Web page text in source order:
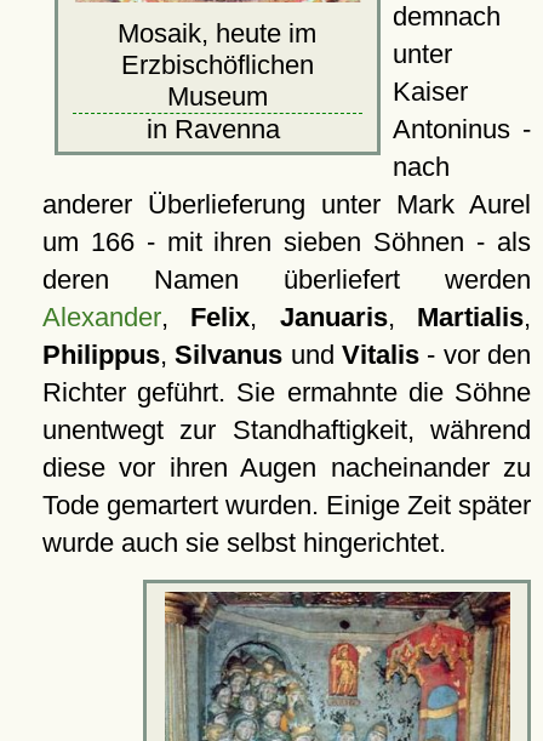
Mosaik, heute im
Erzbischöflichen
Museum
in Ravenna
demnach
unter
Kaiser
Antoninus -
nach
anderer Überlieferung unter Mark Aurel
um 166 - mit ihren sieben Söhnen - als
deren Namen überliefert werden
Alexander, Felix, Januaris, Martialis,
Philippus,Silvanus und Vitalis- vor den
Richter geführt. Sie ermahnte die Söhne
unentwegt zur Standhaftigkeit, während
diese vor ihren Augen nacheinander zu
Tode gemartert wurden. Einige Zeit später
wurde auch sie selbst hingerichtet.